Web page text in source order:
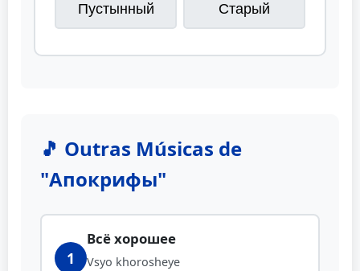
Пустынный Старый
🎵 Outras Músicas de
"Апокрифы"
1
Всё хорошее
Vsyo khorosheye